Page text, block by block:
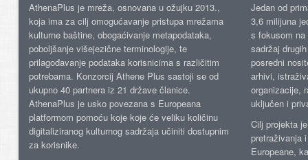
AthenaPlus je mreža, osnovana u ožujku 2013.,
koja ima za cilj omogućavanje pristupa mrežama
kulturne baštine, obogaćivanje metapodataka,
poboljšanje višejezične terminologije, te
prilagođavanje podataka korisnicima s različitim
potrebama. Konzorcij Athene Plus sastoji se od
ukupno 40 partnera iz 21 države članice.
AthenaPlus je usko povezana s Europeana
platformom pomoću koje koje će veliku količinu
digitaliziranog kulturnog sadržaja učiniti dostupnim
za korisnike.
Jedan od
3,6 milijuna
s fokusom
sadržaj
posredni
arhivi,
organizacije,
uključen i
Cilj projekta
pretraživanja
Europeane,